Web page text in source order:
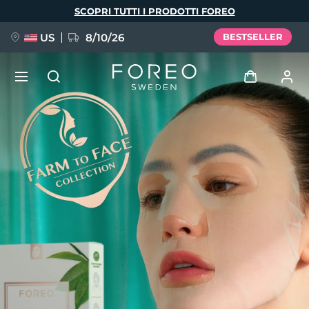
SCOPRI TUTTI I PRODOTTI FOREO
US 8/10/26 BESTSELLER
Accedi
Profilo utente
I miei dispositivi
I miei ordini
I miei indirizzi
I miei abbonamenti
NUOVO
FAQ™ Pure Beauty-Tech Elixir
BREAKING NEWS
issa™ Teeth Whitening Set
Lingua
English Deutsch
Español
Italiano
Português
Svenska
Русский
Türkçe
简体中文 繁體中文